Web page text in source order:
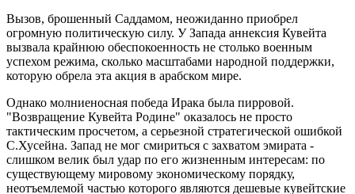
Вызов, брошенный Саддамом, неожиданно приобрел
огромную политическую силу. У Запада аннексия Кувейта
вызвала крайнюю обеспокоенность не столько военным
успехом режима, сколько масштабами народной поддержки,
которую обрела эта акция в арабском мире.
Однако молниеносная победа Ирака была пирровой.
"Возвращение Кувейта Родине" оказалось не просто
тактическим просчетом, а серьезной стратегической ошибкой
С.Хусейна. Запад не мог смириться с захватом эмирата -
слишком велик был удар по его жизненным интересам: по
существующему мировому экономическому порядку,
неотъемлемой частью которого являются дешевые кувейтские